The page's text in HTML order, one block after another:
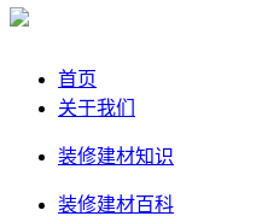
首页
关于我们
装修建材知识
装修建材百科